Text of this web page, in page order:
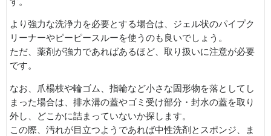
より強力な洗浄力を必要とする場合は、ジェル状のパイプク
リーナーやピーピースルーを使うのも良いでしょう。
ただ、薬剤が強力であればあるほど、取り扱いに注意が必要
です。
なお、爪楊枝や輪ゴム、指輪など小さな固形物を落としてし
まった場合は、排水溝の蓋やゴミ受け部分・封水の蓋を取り
外し、どこかに詰まっていないか探します。
この際、汚れが目立つようであれば中性洗剤とスポンジ、ま